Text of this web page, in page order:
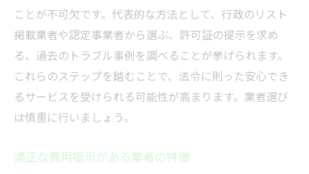
ことが不可欠です。代表的な方法として、行政のリスト
掲載業者や認定事業者から選ぶ、許可証の提示を求め
る、過去のトラブル事例を調べることが挙げられます。
これらのステップを踏むことで、法令に則った安心でき
るサービスを受けられる可能性が高まります。業者選び
は慎重に行いましょう。
適正な費用提示がある業者の特徴